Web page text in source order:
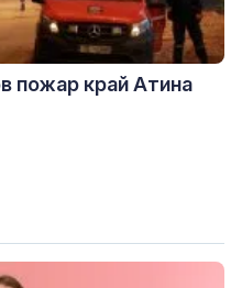
пожар край Атина